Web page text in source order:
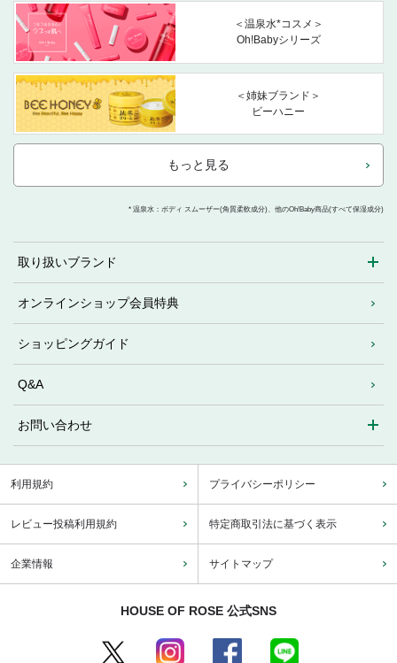
＜温泉水*コスメ＞
Oh!Babyシリーズ
＜姉妹ブランド＞
ビーハニー
もっと見る
* 温泉水：ボディ スムーザー(角質柔軟成分)、他のOh!Baby商品(すべて保湿成分)
取り扱いブランド
オンラインショップ会員特典
ショッピングガイド
Q&A
お問い合わせ
利用規約 プライバシーポリシー
レビュー投稿利用規約 特定商取引法に基づく表示
企業情報 サイトマップ
HOUSE OF ROSE 公式SNS